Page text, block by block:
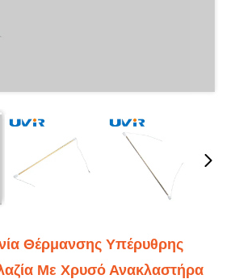
Θέρμανσης Υπέρυθρης
Με Χρυσό Ανακλαστήρα